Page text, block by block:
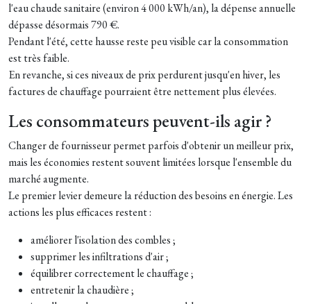
l'eau chaude sanitaire (environ 4 000 kWh/an), la dépense annuelle
dépasse désormais 790 €.
Pendant l'été, cette hausse reste peu visible car la consommation
est très faible.
En revanche, si ces niveaux de prix perdurent jusqu'en hiver, les
factures de chauffage pourraient être nettement plus élevées.
Les consommateurs peuvent-ils agir ?
Changer de fournisseur permet parfois d'obtenir un meilleur prix,
mais les économies restent souvent limitées lorsque l'ensemble du
marché augmente.
Le premier levier demeure la réduction des besoins en énergie. Les
actions les plus efficaces restent :
améliorer l'isolation des combles ;
supprimer les infiltrations d'air ;
équilibrer correctement le chauffage ;
entretenir la chaudière ;